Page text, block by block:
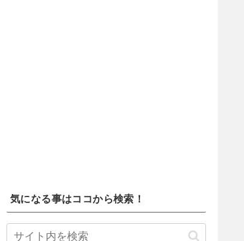
気になる事はココから検索！